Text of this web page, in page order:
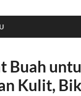
Buah
Kulit,